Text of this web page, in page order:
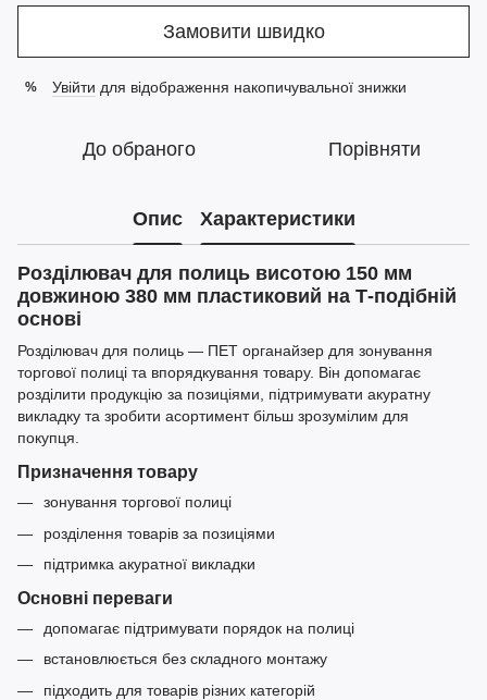
Замовити швидко
% Увійти для відображення накопичувальної знижки
До обраного Порівняти
Опис Характеристики
Розділювач для полиць висотою 150 мм
довжиною 380 мм пластиковий на Т-подібній
основі
Розділювач для полиць — ПЕТ органайзер для зонування
торгової полиці та впорядкування товару. Він допомагає
розділити продукцію за позиціями, підтримувати акуратну
викладку та зробити асортимент більш зрозумілим для
покупця.
Призначення товару
зонування торгової полиці
розділення товарів за позиціями
підтримка акуратної викладки
Основні переваги
допомагає підтримувати порядок на полиці
встановлюється без складного монтажу
підходить для товарів різних категорій